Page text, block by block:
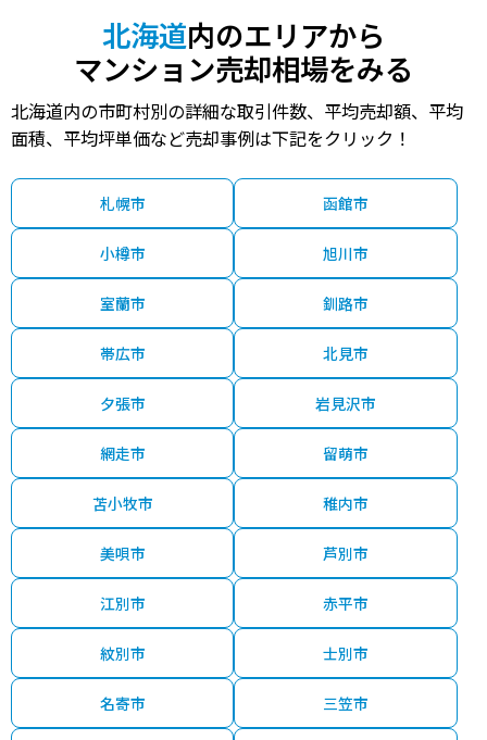
北海道内のエリアから
マンション売却相場をみる
北海道内の市町村別の詳細な取引件数、平均売却額、平均
面積、平均坪単価など売却事例は下記をクリック！
札幌市 函館市
小樽市 旭川市
室蘭市 釧路市
帯広市 北見市
夕張市 岩見沢市
網走市 留萌市
苫小牧市 稚内市
美唄市 芦別市
江別市 赤平市
紋別市 士別市
名寄市 三笠市